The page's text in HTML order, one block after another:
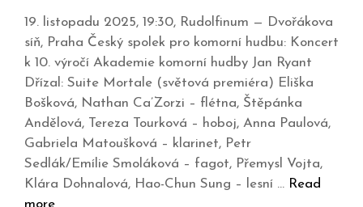
19. listopadu 2025, 19:30, Rudolfinum — Dvořákova
síň, Praha Český spolek pro komorní hudbu: Koncert
k 10. výročí Akademie komorní hudby Jan Ryant
Dřízal: Suite Mortale (světová premiéra) Eliška
Bošková, Nathan Ca’Zorzi – flétna, Štěpánka
Andělová, Tereza Tourková – hoboj, Anna Paulová,
Gabriela Matoušková – klarinet, Petr
Sedlák/Emílie Smoláková – fagot, Přemysl Vojta,
Klára Dohnalová, Hao-Chun Sung – lesní … Read
more